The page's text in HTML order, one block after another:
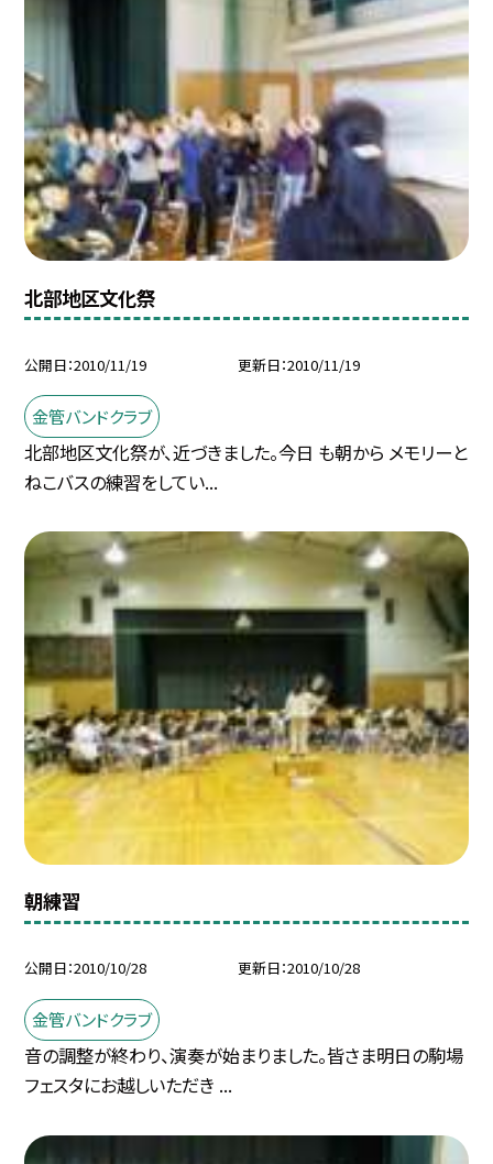
北部地区文化祭
公開日 2010/11/19 更新日 2010/11/19
金管バンドクラブ
北部地区文化祭が、近づきました。今日 も朝から メモリーと
ねこバスの練習をしてい...
朝練習
公開日 2010/10/28 更新日 2010/10/28
金管バンドクラブ
音の調整が終わり、演奏が始まりました。皆さま明日の駒場
フェスタにお越しいただき ...